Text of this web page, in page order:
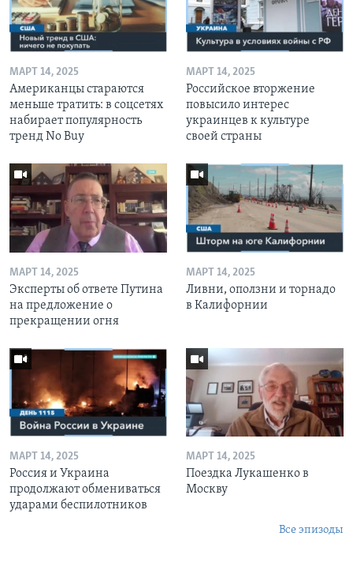
МАРТ 14, 2025
Американцы стараются
меньше тратить: в соцсетях
набирает популярность
тренд No Buy
МАРТ 14, 2025
Российское вторжение
повысило интерес
украинцев к культуре
своей страны
МАРТ 14, 2025
Эксперты об ответе Путина
на предложение о
прекращении огня
МАРТ 14, 2025
Ливни, оползни и торнадо
в Калифорнии
МАРТ 14, 2025
Россия и Украина
продолжают обмениваться
ударами беспилотников
МАРТ 14, 2025
Поездка Лукашенко в
Москву
Все эпизоды